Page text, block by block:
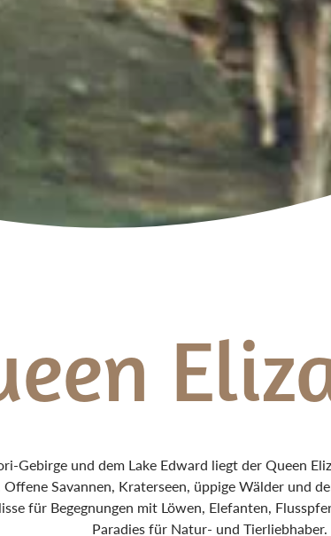
Gebirge und dem Lake Edward liegt der Queen
Savannen, Kraterseen, üppige Wälder und
für Begegnungen mit Löwen, Elefanten,
Paradies für Natur- und Tierliebhaber.